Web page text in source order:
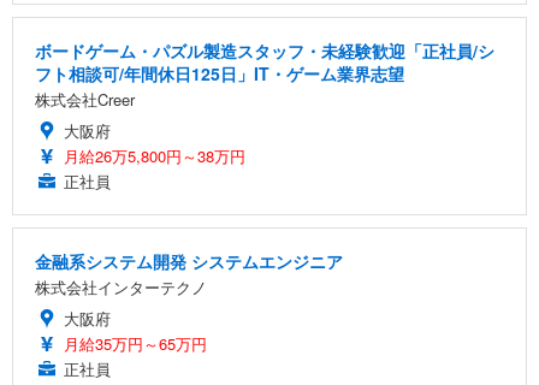
ボードゲーム・パズル製造スタッフ・未経験歓迎「正社員/シ
フト相談可/年間休日125日」IT・ゲーム業界志望
株式会社Creer
大阪府
月給26万5,800円～38万円
正社員
金融系システム開発 システムエンジニア
株式会社インターテクノ
大阪府
月給35万円～65万円
正社員